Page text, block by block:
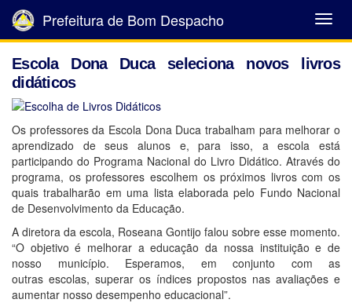
Abrir
Menu
Prefeitura de Bom Despacho
Escola Dona Duca seleciona novos livros
didáticos
Os professores da Escola Dona Duca trabalham para melhorar o
aprendizado de seus alunos e, para isso, a escola está
participando do Programa Nacional do Livro Didático. Através do
programa, os professores escolhem os próximos livros com os
quais trabalharão em uma lista elaborada pelo Fundo Nacional
de Desenvolvimento da Educação.
A diretora da escola, Roseana Gontijo falou sobre esse momento.
“O objetivo é melhorar a educação da nossa instituição e de
nosso município. Esperamos, em conjunto com as
outras escolas, superar os índices propostos nas avaliações e
aumentar nosso desempenho educacional”.